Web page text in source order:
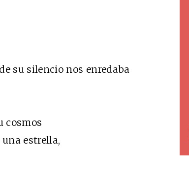
su silencio nos enredaba
cosmos
estrella,SUSCRÍBETE